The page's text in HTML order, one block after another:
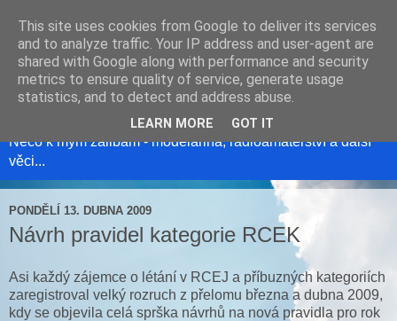
Modelweb
Něco k mým zálibám - modelařina, radioamatérství a další
věci...
PONDĚLÍ 13. DUBNA 2009
Návrh pravidel kategorie RCEK
Asi každý zájemce o létání v RCEJ a příbuzných kategoriích
zaregistroval velký rozruch z přelomu března a dubna 2009,
kdy se objevila celá sprška návrhů na nová pravidla pro rok
This site uses cookies from Google to deliver its services
and to analyze traffic. Your IP address and user-agent are
shared with Google along with performance and security
metrics to ensure quality of service, generate usage
statistics, and to detect and address abuse.
LEARN MORE GOT IT